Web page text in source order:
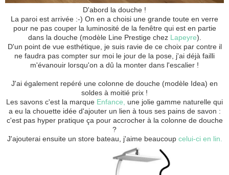
D'abord la douche !
La paroi est arrivée :-) On en a choisi une grande toute en verre
pour ne pas couper la luminosité de la fenêtre qui est en partie
dans la douche (modèle Line Prestige chez Lapeyre).
D'un point de vue esthétique, je suis ravie de ce choix par contre il
ne faudra pas compter sur moi le jour de la pose, j'ai déjà failli
m'évanouir lorsqu'on a dû la monter dans l'escalier !
J'ai également repéré une colonne de douche (modèle Idea) en
soldes à moitié prix !
Les savons c'est la marque Enfance, une jolie gamme naturelle qui
a eu la chouette idée d'ajouter un lien à tous ses pains de savon :
c'est pas hyper pratique ça pour accrocher à la colonne de douche
?
J'ajouterai ensuite un store bateau, j'aime beaucoup celui-ci en lin.